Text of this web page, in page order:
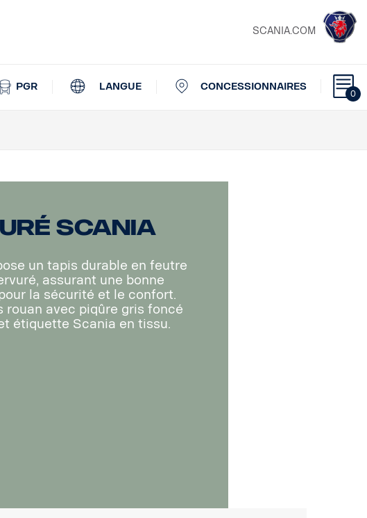
SCANIA.COM
0
PGR LANGUE CONCESSIONNAIRES
Scania
un tapis durable en feutre
assurant une bonne
la sécurité et le confort.
rouan avec piqûre gris foncé
étiquette Scania en tissu.